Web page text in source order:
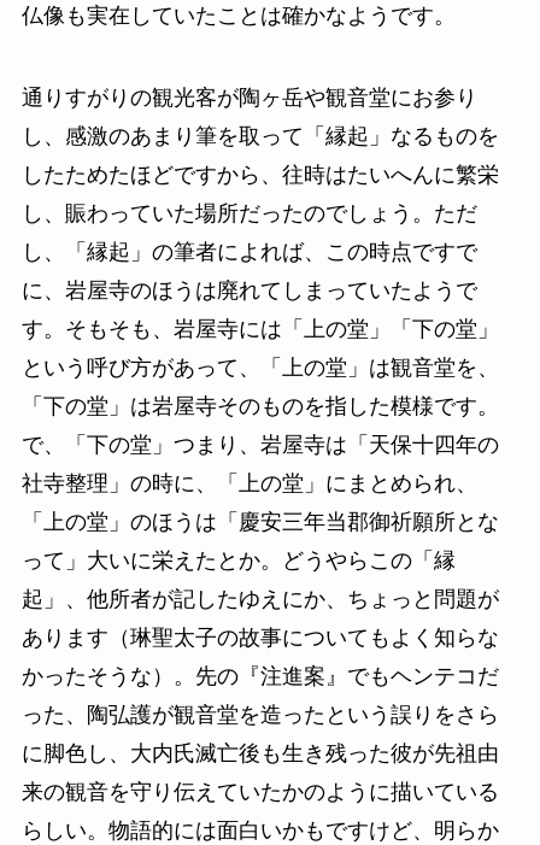
仏像も実在していたことは確かなようです。
通りすがりの観光客が陶ヶ岳や観音堂にお参り
し、感激のあまり筆を取って「縁起」なるものを
したためたほどですから、往時はたいへんに繁栄
し、賑わっていた場所だったのでしょう。ただ
し、「縁起」の筆者によれば、この時点ですで
に、岩屋寺のほうは廃れてしまっていたようで
す。そもそも、岩屋寺には「上の堂」「下の堂」
という呼び方があって、「上の堂」は観音堂を、
「下の堂」は岩屋寺そのものを指した模様です。
で、「下の堂」つまり、岩屋寺は「天保十四年の
社寺整理」の時に、「上の堂」にまとめられ、
「上の堂」のほうは「慶安三年当郡御祈願所とな
って」大いに栄えたとか。どうやらこの「縁
起」、他所者が記したゆえにか、ちょっと問題が
あります（琳聖太子の故事についてもよく知らな
かったそうな）。先の『注進案』でもヘンテコだ
った、陶弘護が観音堂を造ったという誤りをさら
に脚色し、大内氏滅亡後も生き残った彼が先祖由
来の観音を守り伝えていたかのように描いている
らしい。物語的には面白いかもですけど、明らか